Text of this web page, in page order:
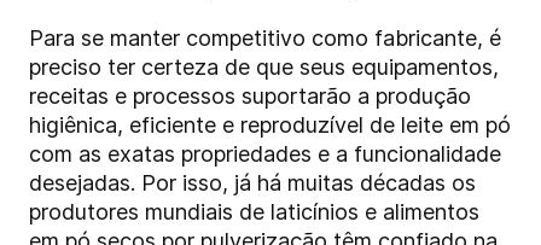
Para se manter competitivo como fabricante, é
preciso ter certeza de que seus equipamentos,
receitas e processos suportarão a produção
higiênica, eficiente e reproduzível de leite em pó
com as exatas propriedades e a funcionalidade
desejadas. Por isso, já há muitas décadas os
produtores mundiais de laticínios e alimentos